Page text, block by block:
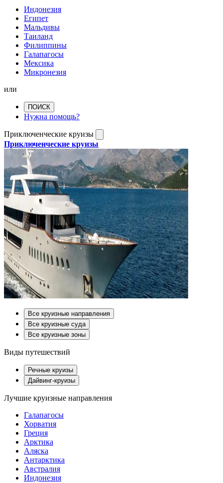
Индонезия
Египет
Мальдивы
Таиланд
Филиппины
Галапагосы
Мексика
Микронезия
или
ПОИСК
Нужна помощь?
Приключенческие круизы
Приключенческие круизы
Все круизные направления
Все круизные суда
Все круизные зоны
Виды путешествий
Речные круизы
Дайвинг-круизы
Лучшие круизные направления
Галапагосы
Хорватия
Греция
Арктика
Аляска
Антарктика
Австралия
Индонезия